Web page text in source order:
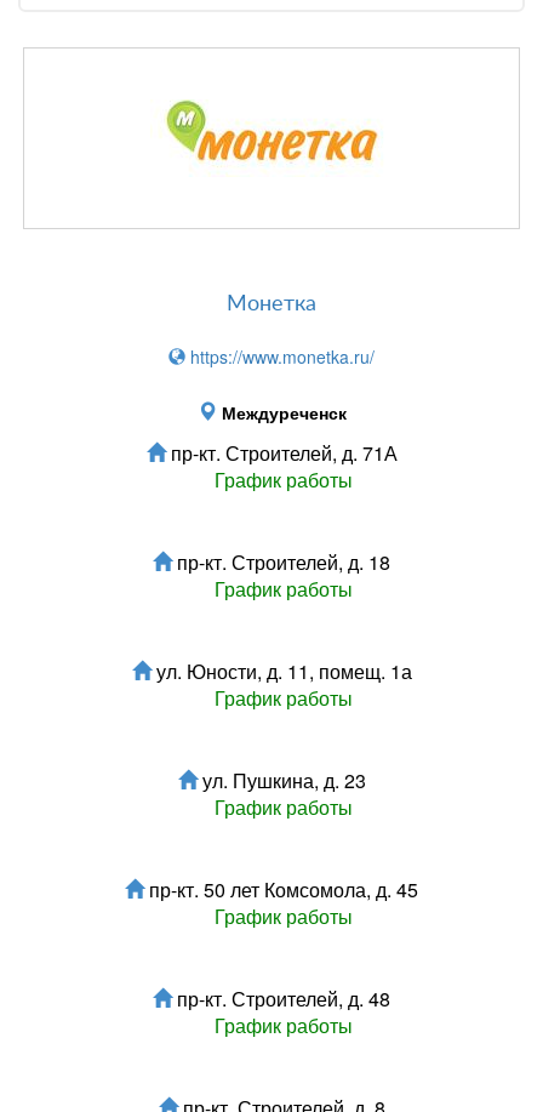
Монетка
https://www.monetka.ru/
Междуреченск
пр-кт. Строителей, д. 71А
График работы
пр-кт. Строителей, д. 18
График работы
ул. Юности, д. 11, помещ. 1а
График работы
ул. Пушкина, д. 23
График работы
пр-кт. 50 лет Комсомола, д. 45
График работы
пр-кт. Строителей, д. 48
График работы